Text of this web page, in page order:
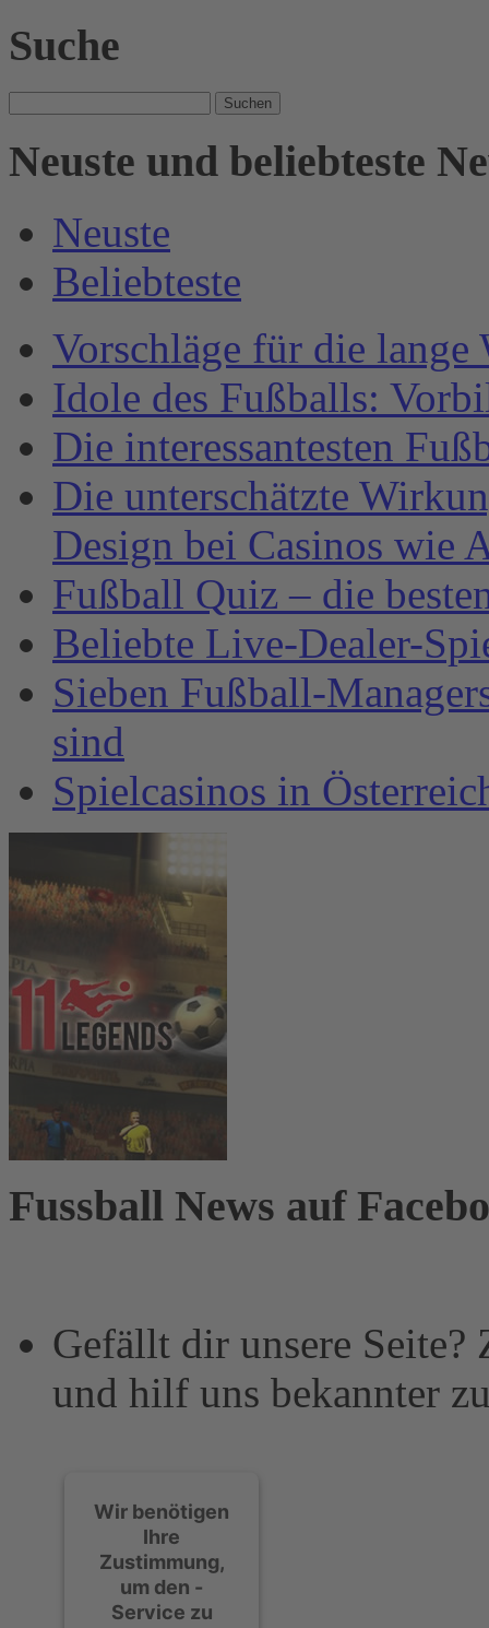
Suche
nach:
Neuste und beliebteste
Neuste
Beliebteste
Vorschläge für die lange
Idole des Fußballs:
Die interessantesten
Die unterschätzte
Design bei Casinos wie
Fußball Quiz – die
Beliebte Live-Dealer-
Sieben Fußball-
sind
Spielcasinos in
Fussball News auf
Gefällt dir unsere Seite?
und hilf uns bekannter
Wir benötigen
Ihre
Zustimmung,
um den -
Service zu